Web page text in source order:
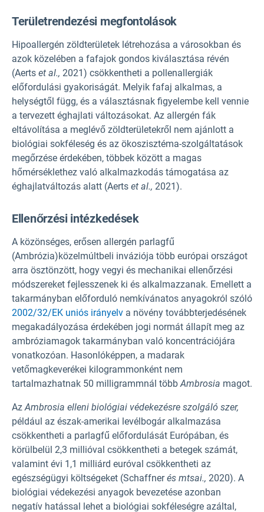
Területrendezési megfontolások
Hipoallergén zöldterületek létrehozása a városokban és
azok közelében a fafajok gondos kiválasztása révén
(Aerts et al., 2021) csökkentheti a pollenallergiák
előfordulási gyakoriságát. Melyik fafaj alkalmas, a
helységtől függ, és a választásnak figyelembe kell vennie
a tervezett éghajlati változásokat. Az allergén fák
eltávolítása a meglévő zöldterületekről nem ajánlott a
biológiai sokféleség és az ökoszisztéma-szolgáltatások
megőrzése érdekében, többek között a magas
hőmérséklethez való alkalmazkodás támogatása az
éghajlatváltozás alatt (Aerts et al., 2021).
Ellenőrzési intézkedések
A közönséges, erősen allergén parlagfű
(Ambrózia)közelmúltbeli inváziója több európai országot
arra ösztönzött, hogy vegyi és mechanikai ellenőrzési
módszereket fejlesszenek ki és alkalmazzanak. Emellett a
takarmányban előforduló nemkívánatos anyagokról szóló
2002/32/EK uniós irányelv a növény továbbterjedésének
megakadályozása érdekében jogi normát állapít meg az
ambróziamagok takarmányban való koncentrációjára
vonatkozóan. Hasonlóképpen, a madarak
vetőmagkeverékei kilogrammonként nem
tartalmazhatnak 50 milligrammnál többAmbrosia magot.
AzAmbrosia elleni biológiai védekezésre szolgáló szer,
például az észak-amerikai levélbogár alkalmazása
csökkentheti a parlagfű előfordulását Európában, és
körülbelül 2,3 millióval csökkentheti a betegek számát,
valamint évi 1,1 milliárd euróval csökkentheti az
egészségügyi költségeket (Schaffnerés mtsai., 2020). A
biológiai védekezési anyagok bevezetése azonban
negatív hatással lehet a biológiai sokféleségre azáltal,